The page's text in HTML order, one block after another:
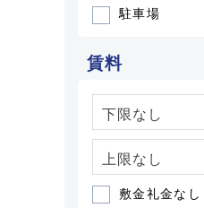
駐車場
賃料
敷金礼金なし